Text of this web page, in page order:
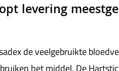
levering
de veelgebruikte
het middel. De